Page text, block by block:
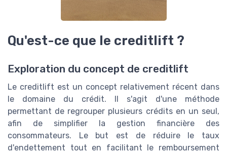
Qu'est-ce que le creditlift ?
Exploration du concept de creditlift
Le creditlift est un concept relativement récent dans
le domaine du crédit. Il s'agit d'une méthode
permettant de regrouper plusieurs crédits en un seul,
afin de simplifier la gestion financière des
consommateurs. Le but est de réduire le taux
d'endettement tout en facilitant le remboursement